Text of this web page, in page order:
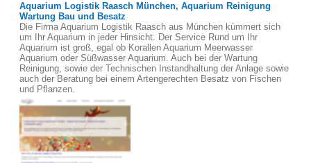
Aquarium Logistik Raasch München, Aquarium Reinigung
Wartung Bau und Besatz
Die Firma Aquarium Logistik Raasch aus München kümmert sich
um Ihr Aquarium in jeder Hinsicht. Der Service Rund um Ihr
Aquarium ist groß, egal ob Korallen Aquarium Meerwasser
Aquarium oder Süßwasser Aquarium. Auch bei der Wartung
Reinigung, sowie der Technischen Instandhaltung der Anlage sowie
auch der Beratung bei einem Artengerechten Besatz von Fischen
und Pflanzen.